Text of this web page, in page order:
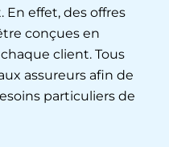
En effet, des offres
conçues en
client. Tous
assureurs afin de
particuliers de